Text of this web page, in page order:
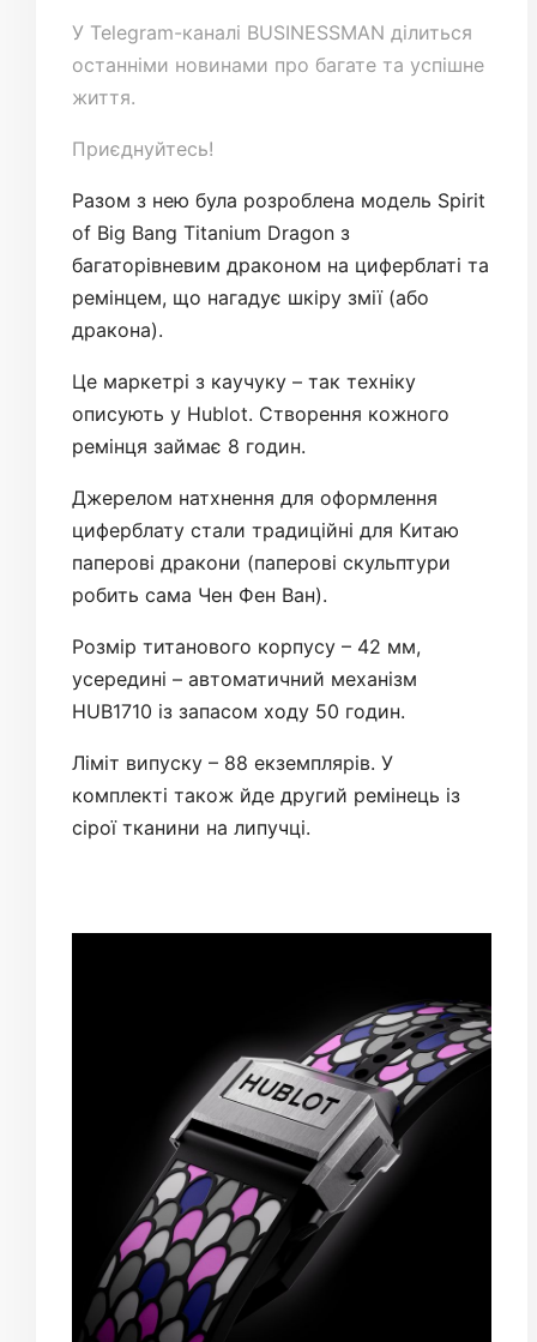
У Telegram-каналі BUSINESSMAN ділиться
останніми новинами про багате та успішне
життя.
Приєднуйтесь!
Разом з нею була розроблена модель Spirit
of Big Bang Titanium Dragon з
багаторівневим драконом на циферблаті та
ремінцем, що нагадує шкіру змії (або
дракона).
Це маркетрі з каучуку – так техніку
описують у Hublot. Створення кожного
ремінця займає 8 годин.
Джерелом натхнення для оформлення
циферблату стали традиційні для Китаю
паперові дракони (паперові скульптури
робить сама Чен Фен Ван).
Розмір титанового корпусу – 42 мм,
усередині – автоматичний механізм
HUB1710 із запасом ходу 50 годин.
Ліміт випуску – 88 екземплярів. У
комплекті також йде другий ремінець із
сірої тканини на липучці.